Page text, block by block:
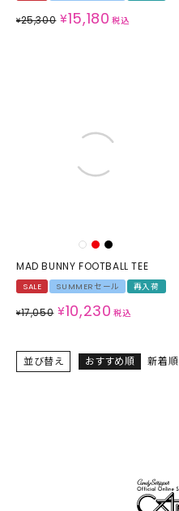
¥25,300 ¥15,180 税込
MAD BUNNY FOOTBALL TEE
SALE SUMMERセール 再入荷
¥17,050 ¥10,230 税込
並び替え おすすめ順 新着順